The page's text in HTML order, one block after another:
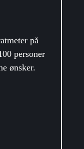
på
personer
ønsker.